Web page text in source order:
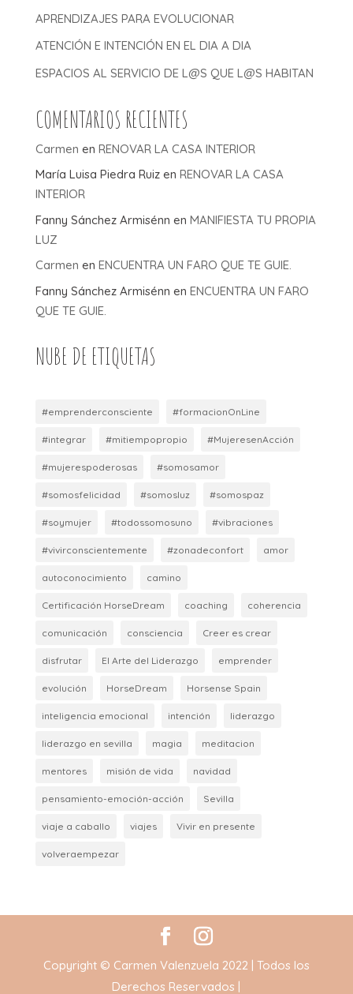
APRENDIZAJES PARA EVOLUCIONAR
ATENCIÓN E INTENCIÓN EN EL DIA A DIA
ESPACIOS AL SERVICIO DE L@S QUE L@S HABITAN
COMENTARIOS RECIENTES
Carmen en RENOVAR LA CASA INTERIOR
María Luisa Piedra Ruizen RENOVAR LA CASA
INTERIOR
Fanny Sánchez Armisénn en MANIFIESTA TU PROPIA
LUZ
Carmen en ENCUENTRA UN FARO QUE TE GUIE.
Fanny Sánchez Armisénn en ENCUENTRA UN FARO
QUE TE GUIE.
NUBE DE ETIQUETAS
#emprenderconsciente #formacionOnLine
#integrar #mitiempopropio #MujeresenAcción
#mujerespoderosas #somosamor
#somosfelicidad #somosluz #somospaz
#soymujer #todossomosuno #vibraciones
#vivirconscientemente #zonadeconfort amor
autoconocimiento camino
Certificación HorseDream coaching coherencia
comunicación consciencia Creer es crear
disfrutar El Arte del Liderazgo emprender
evolución HorseDream Horsense Spain
inteligencia emocional intención liderazgo
liderazgo en sevilla magia meditacion
mentores misión de vida navidad
pensamiento-emoción-acción Sevilla
viaje a caballo viajes Vivir en presente
volveraempezar
Copyright © Carmen Valenzuela 2022 | Todos los
Derechos Reservados |